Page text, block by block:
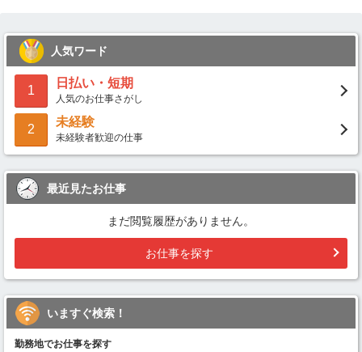
人気ワード
1
日払い・短期
人気のお仕事さがし
2
未経験
未経験者歓迎の仕事
最近見たお仕事
まだ閲覧履歴がありません。
お仕事を探す
いますぐ検索！
勤務地でお仕事を探す